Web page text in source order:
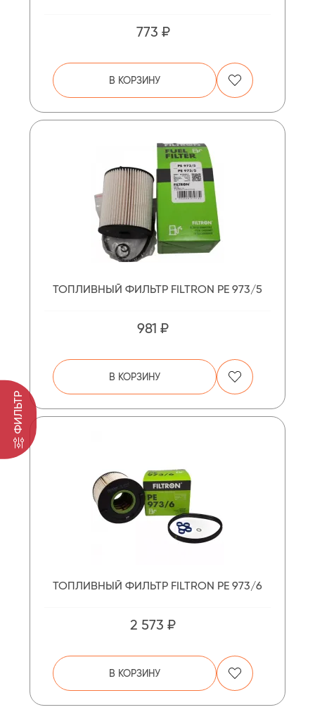
ФИЛЬТР
773 ₽
В КОРЗИНУ
ТОПЛИВНЫЙ ФИЛЬТР FILTRON PE 973/5
981 ₽
В КОРЗИНУ
ТОПЛИВНЫЙ ФИЛЬТР FILTRON PE 973/6
2 573 ₽
В КОРЗИНУ